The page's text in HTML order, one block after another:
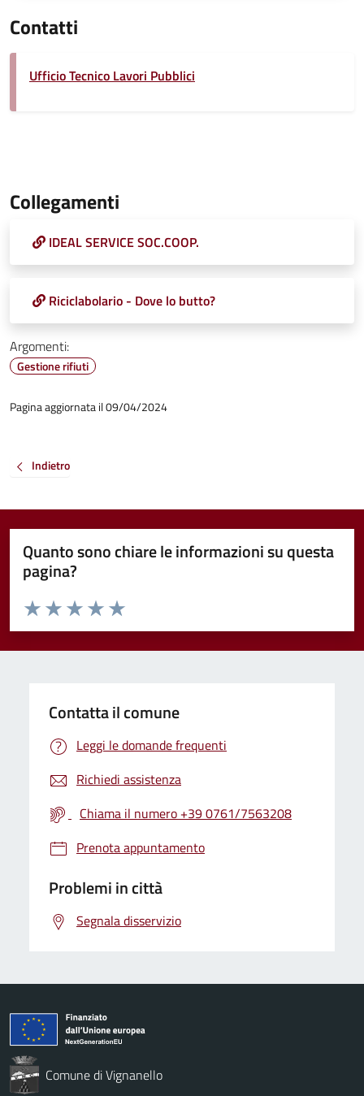
Contatti
Ufficio Tecnico Lavori Pubblici
Collegamenti
IDEAL SERVICE SOC.COOP.
Riciclabolario - Dove lo butto?
Argomenti:
Gestione rifiuti
Pagina aggiornata il 09/04/2024
Indietro
Quanto sono chiare le informazioni su questa
pagina?
Valuta da 1 a 5 stelle la pagina
Valuta 5 stelle su 5
Valuta 4 stelle su 5
Valuta 3 stelle su 5
Valuta 2 stelle su 5
Valuta 1 stelle su 5
Contatta il comune
Leggi le domande frequenti
Richiedi assistenza
Chiama il numero +39 0761/7563208
Prenota appuntamento
Problemi in città
Segnala disservizio
Comune di Vignanello